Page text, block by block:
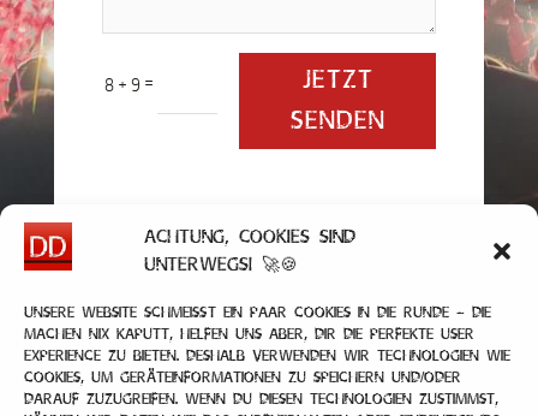
Achtung, Cookies sind
unterwegs! 🚀🍪
Unsere Website schmeißt ein paar Cookies in die Runde – die
machen nix kaputt, helfen uns aber, dir die perfekte User
Experience zu bieten. Deshalb verwenden wir Technologien wie
Cookies, um Geräteinformationen zu speichern und/oder
darauf zuzugreifen. Wenn du diesen Technologien zustimmst,
8 + 9 =
JETZT
SENDEN